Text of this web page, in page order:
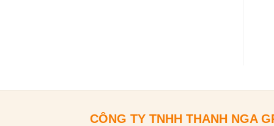
CÔNG TY TNHH THANH NGA